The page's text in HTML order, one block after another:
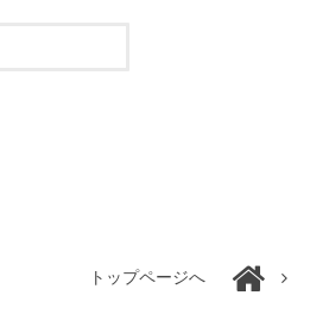
トップページへ